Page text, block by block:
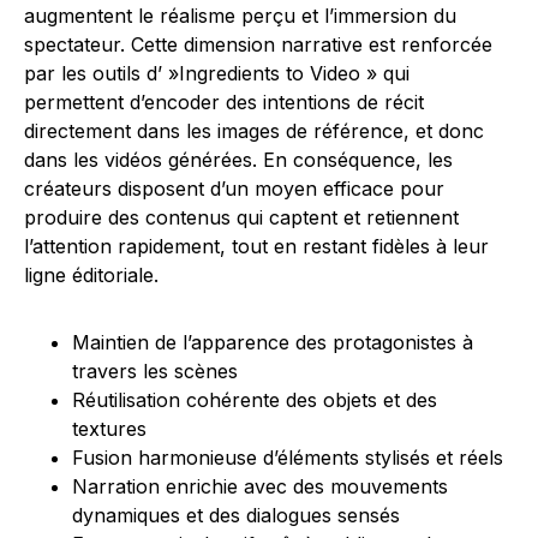
augmentent le réalisme perçu et l’immersion du
spectateur. Cette dimension narrative est renforcée
par les outils d’ »Ingredients to Video » qui
permettent d’encoder des intentions de récit
directement dans les images de référence, et donc
dans les vidéos générées. En conséquence, les
créateurs disposent d’un moyen efficace pour
produire des contenus qui captent et retiennent
l’attention rapidement, tout en restant fidèles à leur
ligne éditoriale.
Maintien de l’apparence des protagonistes à
travers les scènes
Réutilisation cohérente des objets et des
textures
Fusion harmonieuse d’éléments stylisés et réels
Narration enrichie avec des mouvements
dynamiques et des dialogues sensés